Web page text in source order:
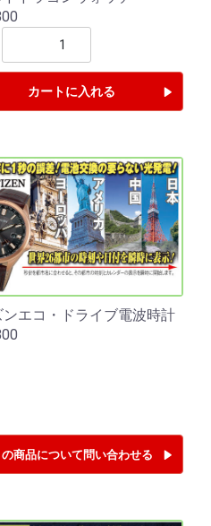
カートに入れる
ンエコ・ドライブ電波時計
の商品について問い合わせる